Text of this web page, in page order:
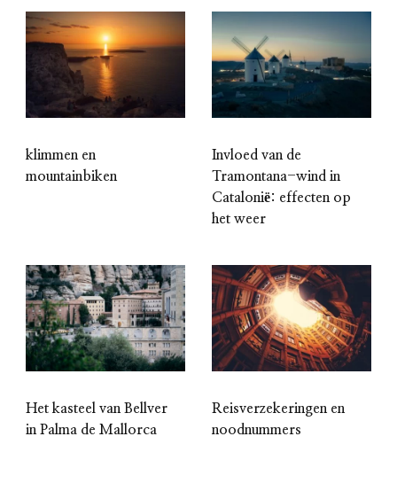
klimmen en
mountainbiken
Invloed van de
Tramontana-wind in
Catalonië: effecten op
het weer
Het kasteel van Bellver
in Palma de Mallorca
Reisverzekeringen en
noodnummers